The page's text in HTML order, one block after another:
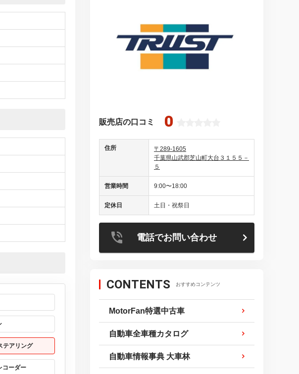
テアリング
コーダー
販売店の口コミ 0
住所
〒289-1605
千葉県山武郡芝山町大台３１５５－
５
営業時間 9:00〜18:00
定休日 土日・祝祭日
電話でお問い合わせ
CONTENTS おすすめコンテンツ
MotorFan特選中古車
自動車全車種カタログ
自動車情報事典 大車林